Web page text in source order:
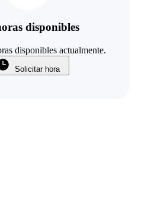
disponibles
disponibles actualmente.
Solicitar hora